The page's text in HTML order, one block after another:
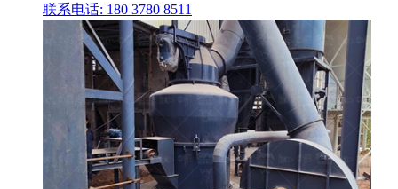
联系电话: 180 3780 8511